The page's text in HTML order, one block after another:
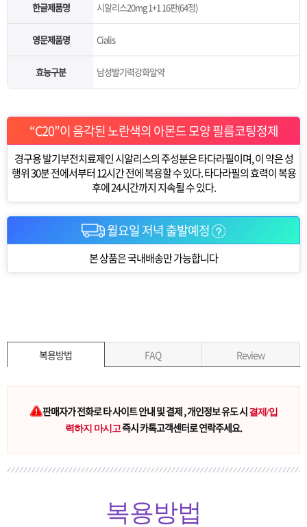
한글제품명 시알리스20mg 1+1 16판(64정)
영문제품명 Cialis
효능구분 남성발기력강화알약
“C20”이 음각된 노란색의 아몬드 모양 필름코팅정제
경구용 발기부전치료제인 시알리스의 주성분은 타다라필이며, 이 약은 성
행위 30분 전에서부터 12시간 전에 복용할 수 있다. 타다라필의 효력이 복용
후에 24시간까지 지속될 수 있다.
월요일 저녁 출발예정
본 상품은 국내배송만 가능합니다
복용방법 FAQ Review
판매자가 전화로 타 사이트 안내 및 결제 , 개인정보 유도 시 결제/입
력하지 마시고즉시 카톡고객센터로 연락주세요.
복용방법